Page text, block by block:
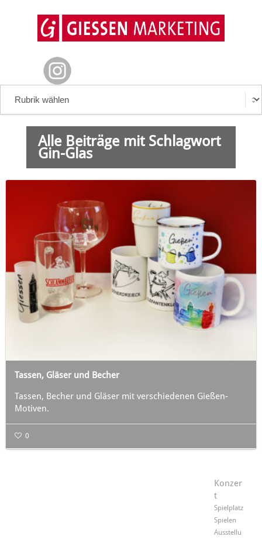
Alle Beiträge mit Schlagwort
Gin-Glas
Tassen, Gläser und Becher
Tassen, Becher und Gläser mit verschiedenen Gießen-
Motiven.
0
Konzer
t
Spielplatz
Spielen
Ausstellu